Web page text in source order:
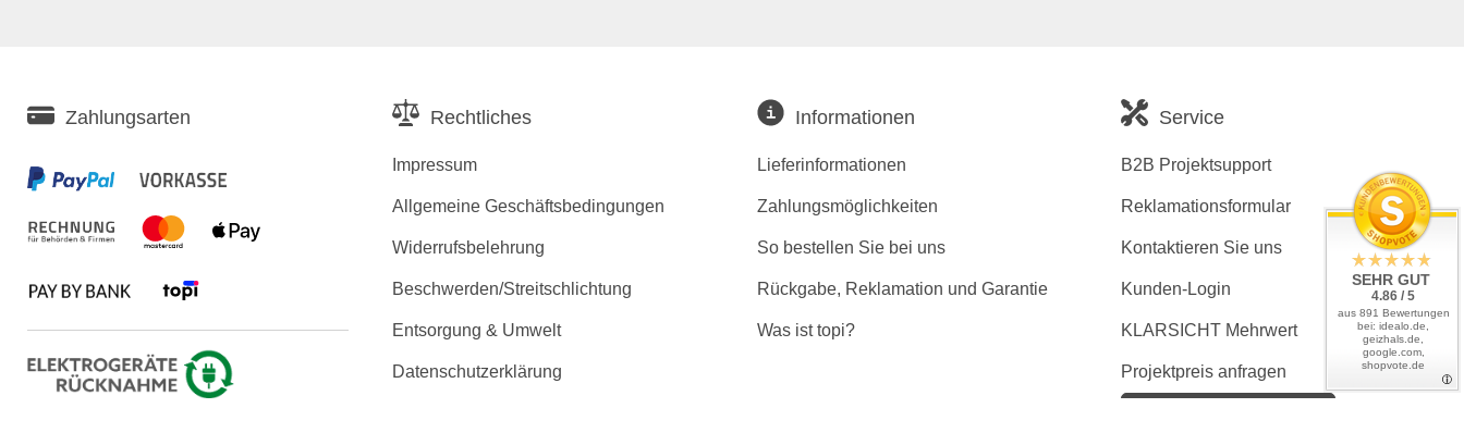
Zahlungsarten Rechtliches
Impressum
Allgemeine Geschäftsbedingungen
Widerrufsbelehrung
Beschwerden/Streitschlichtung
Entsorgung & Umwelt
Datenschutzerklärung
Informationen
Lieferinformationen
Zahlungsmöglichkeiten
So bestellen Sie bei uns
Rückgabe, Reklamation und Garantie
Was ist topi?
Service
B2B Projektsupport
Reklamationsformular
Kontaktieren Sie uns
Kunden-Login
KLARSICHT Mehrwert
Projektpreis anfragen
SEHR GUT
4.86 / 5
aus 891 Bewertungen
bei: idealo.de,
geizhals.de,
google.com,
shopvote.de